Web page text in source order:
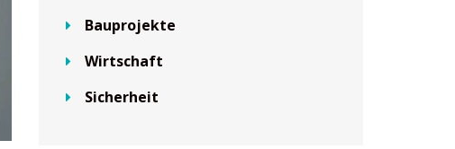
Bauprojekte
Wirtschaft
Sicherheit